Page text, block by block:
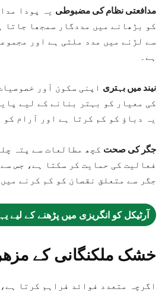
مدافعتی نظام کی مضبوطی یہ پودا
کو بڑھانے میں مددگار سمجھا جاتا
سے لڑنے میں مدد ملتی ہے اور
ہے۔
نیند میں بہتری اپنی سکون آور
کی معیار کو بہتر بنانے کے لیے
یہ دباؤ کو کم کرتا ہے اور آرام کو
جگر کی صحت کچھ مطالعات سے پتہ
فعالیت کی حمایت کر سکتا ہے، جس
جگر سے متعلق نقصان کو کم کرنے میں
آرٹیکل کو انگریزی میں پڑھنے کے لیے
خشک ملکنگانی کے
اگرچہ متعدد فوائد فراہم کرتا